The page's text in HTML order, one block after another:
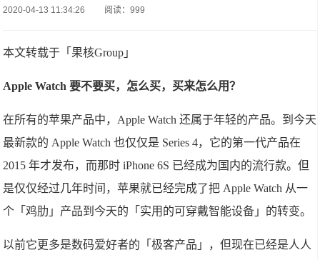
2020-04-13 11:34:26 阅读：999
本文转载于「果核Group」
Apple Watch 要不要买，怎么买，买来怎么用？
在所有的苹果产品中，Apple Watch 还属于年轻的产品。到今天
最新款的 Apple Watch 也仅仅是 Series 4，它的第一代产品在
2015 年才发布，而那时 iPhone 6S 已经成为国内的流行款。但
是仅仅经过几年时间，苹果就已经完成了把 Apple Watch 从一
个「鸡肋」产品到今天的「实用的可穿戴智能设备」的转变。
以前它更多是数码爱好者的「极客产品」，但现在已经是人人